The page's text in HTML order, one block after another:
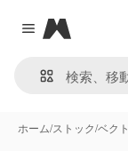
Close menu
Magnific
ホーム/ストック/ベク